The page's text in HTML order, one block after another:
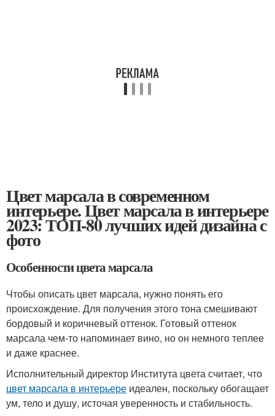
Цвет марсала в современном
интерьере. Цвет марсала в интерьере
2023: ТОП-80 лучших идей дизайна с
фото
Особенности цвета марсала
Чтобы описать цвет марсала, нужно понять его
происхождение. Для получения этого тона смешивают
бордовый и коричневый оттенок. Готовый оттенок
марсала чем-то напоминает вино, но он немного теплее
и даже краснее.
Исполнительный директор Института цвета считает, что
цвет марсала в интерьере идеален, поскольку обогащает
ум, тело и душу, источая уверенность и стабильность.